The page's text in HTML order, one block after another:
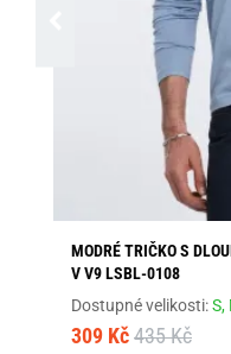
MODRÉ TRIČKO S
V V9 LSBL-0108
Dostupné velikosti:S,
309 Kč 435 Kč